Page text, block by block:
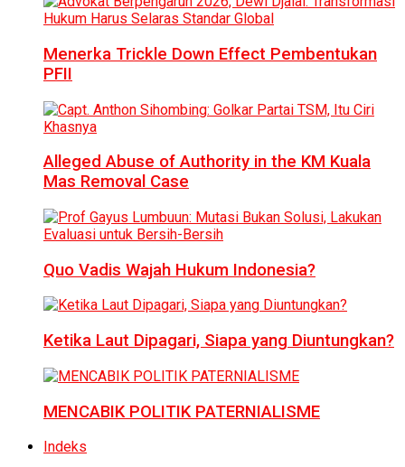
Menerka Trickle Down Effect Pembentukan
PFII
Alleged Abuse of Authority in the KM Kuala
Mas Removal Case
Quo Vadis Wajah Hukum Indonesia?
Ketika Laut Dipagari, Siapa yang Diuntungkan?
MENCABIK POLITIK PATERNIALISME
Indeks